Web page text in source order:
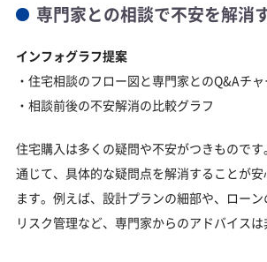
専門家との相談で不安を解消
インフォグラフ提案
・住宅相談のフロー図と専門家とのQ&Aチャ
・相談前後の不安解消の比較グラフ
住宅購入は多くの疑問や不安がつきもので
通じて、具体的な疑問点を解消することが
ます。例えば、設計プランの細部や、ロー
リスク管理など、専門家からのアドバイスは